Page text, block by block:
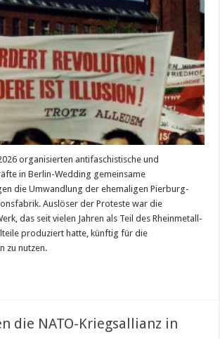
organisierten antifaschistische und
in Berlin-Wedding gemeinsame
die Umwandlung der ehemaligen Pierburg-
Auslöser der Proteste war die
das seit vielen Jahren als Teil des Rheinmetall-
produziert hatte, künftig für die
zu nutzen.
die NATO-Kriegsallianz in